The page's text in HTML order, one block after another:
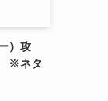
）攻
※ネタ